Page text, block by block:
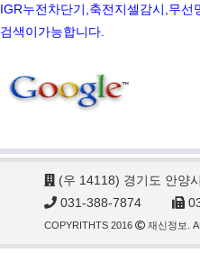
IGR누전차단기,축전지셀감시,무
검색이가능합니다.
(우 14118) 경기도 안양
031-388-7874
COPYRITHTS 2016 재신정보.